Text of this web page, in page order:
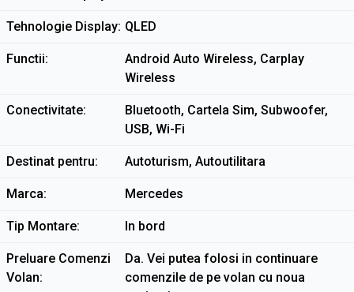
Tehnologie Display QLED
Functii
Android Auto Wireless, Carplay
Wireless
Conectivitate
Bluetooth, Cartela Sim, Subwoofer,
USB, Wi-Fi
Destinat pentru Autoturism, Autoutilitara
Marca Mercedes
Tip Montare In bord
Preluare Comenzi
Volan
Da. Vei putea folosi in continuare
comenzile de pe volan cu noua